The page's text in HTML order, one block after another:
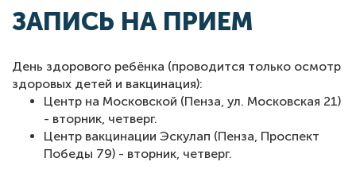
ЗАПИСЬ НА ПРИЕМ
День здорового ребёнка (проводится только осмотр
здоровых детей и вакцинация):
Центр на Московской (Пенза, ул. Московская 21)
- вторник, четверг.
Центр вакцинации Эскулап (Пенза, Проспект
Победы 79) - вторник, четверг.